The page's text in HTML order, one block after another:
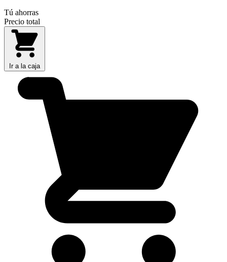
Tú ahorras
Precio total
Ir a la caja